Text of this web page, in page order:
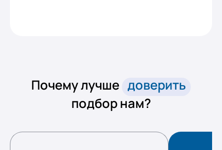
Почему лучше доверить
подбор нам?